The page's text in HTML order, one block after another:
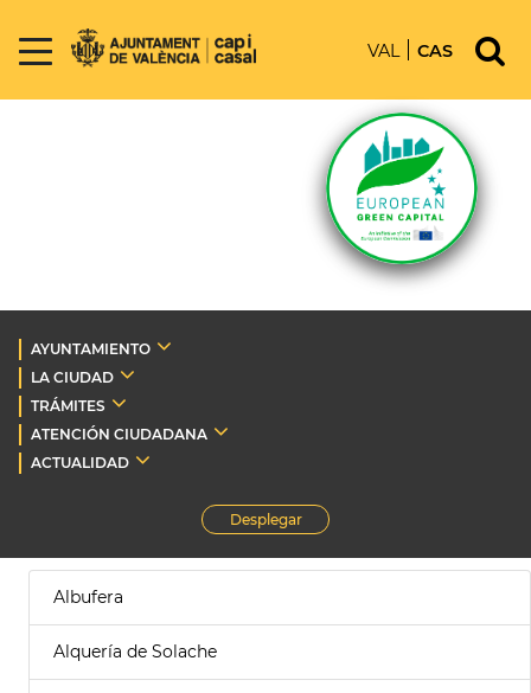
VAL CAS
AYUNTAMIENTO
LA CIUDAD
TRÁMITES
ATENCIÓN CIUDADANA
ACTUALIDAD
Desplegar
Albufera
Alquería de Solache